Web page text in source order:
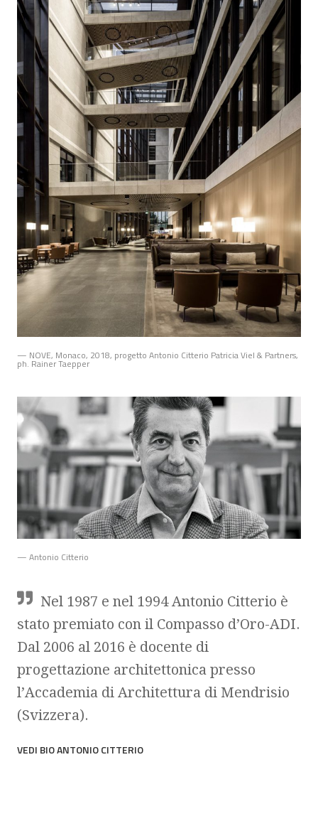
— NOVE, Monaco, 2018, progetto Antonio Citterio Patricia Viel & Partners,
ph. Rainer Taepper
— Antonio Citterio
Nel 1987 e nel 1994 Antonio Citterio è
stato premiato con il Compasso d’Oro-ADI.
Dal 2006 al 2016 è docente di
progettazione architettonica presso
l’Accademia di Architettura di Mendrisio
(Svizzera).
VEDI BIO ANTONIO CITTERIO